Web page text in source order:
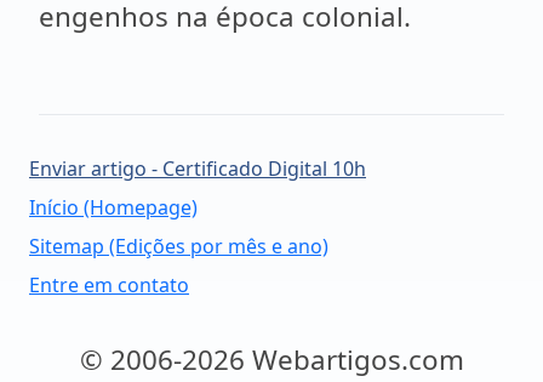
engenhos na época colonial.
Enviar artigo - Certificado Digital 10h
Início (Homepage)
Sitemap (Edições por mês e ano)
Entre em contato
© 2006-2026 Webartigos.com